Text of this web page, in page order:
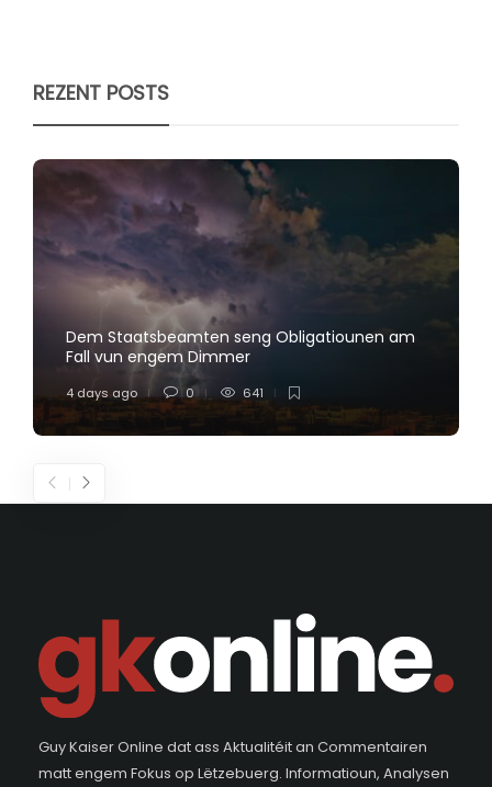
REZENT POSTS
Dem Staatsbeamten seng Obligatiounen am
Fall vun engem Dimmer
4 days ago 0 641
Guy Kaiser Online dat ass Aktualitéit an Commentairen
matt engem Fokus op Lëtzebuerg. Informatioun, Analysen